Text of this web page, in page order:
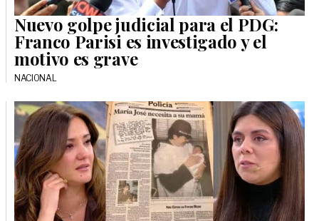
Nuevo golpe judicial para el PDG:
Franco Parisi es investigado y el
motivo es grave
NACIONAL